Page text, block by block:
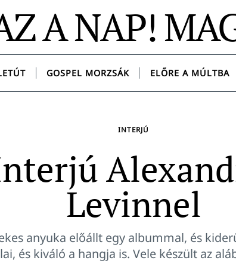
A NAP!
GOSPEL MORZSÁK ELŐRE A MÚLTBA
INTERJÚ
Levinnel
anyuka előállt egy albummal, és
és kiváló a hangja is. Vele készült az